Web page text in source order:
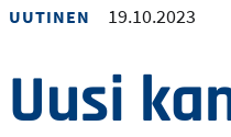
UUTINEN 19.10.2023
Uusi